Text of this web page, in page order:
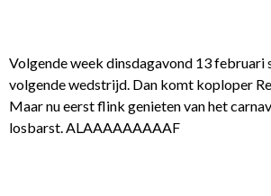
Volgende week dinsdagavond 13 februari
volgende wedstrijd. Dan komt koploper
Maar nu eerst flink genieten van het
losbarst. ALAAAAAAAAAF